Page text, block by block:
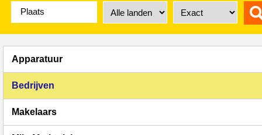
Apparatuur
Bedrijven
Makelaars